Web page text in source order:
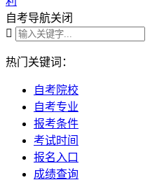
自考导航关闭

热门关键词：
自考院校
自考专业
报考条件
考试时间
报名入口
成绩查询